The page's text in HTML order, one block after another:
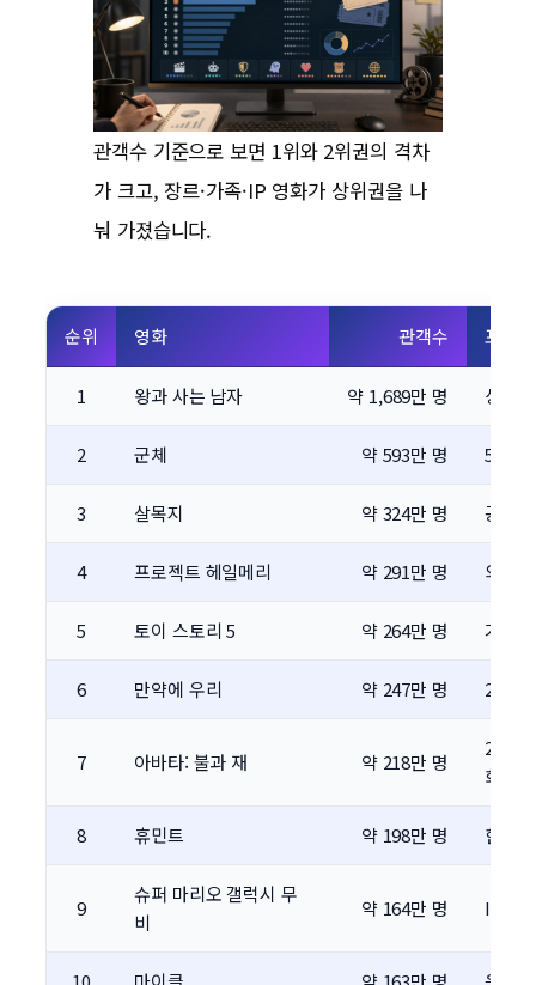
관객수 기준으로 보면 1위와 2위권의 격차
가 크고, 장르·가족·IP 영화가 상위권을 나
눠 가졌습니다.
순위 영화 관객수 포인트
1 왕과 사는 남자 약 1,689만 명 상반
2 군체 약 593만 명 5월
3 살목지 약 324만 명 공포
4 프로젝트 헤일메리 약 291만 명 외국
5 토이 스토리 5 약 264만 명 가족
6 만약에 우리 약 247만 명 2025
7 아바타: 불과 재 약 218만 명
2025
화
8 휴민트 약 198만 명 한국
9
슈퍼 마리오 갤럭시 무
비
약 164만 명 IP 기